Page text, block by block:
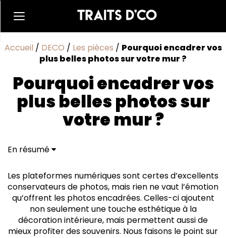
Accueil / DECO / Les pièces / Pourquoi encadrer vos
plus belles photos sur votre mur ?
Pourquoi encadrer vos
plus belles photos sur
votre mur ?
En résumé
garder à jamais
Un mur de photos pour mettre en valeur votre
personnalité et votre style
Cadres en bois, métalliques ou en plastique pour
créer diverses ambiances
Les plateformes numériques sont certes d’excellents
conservateurs de photos, mais rien ne vaut l’émotion
qu’offrent les photos encadrées. Celles-ci ajoutent
non seulement une touche esthétique à la
décoration intérieure, mais permettent aussi de
mieux profiter des souvenirs. Nous faisons le point sur